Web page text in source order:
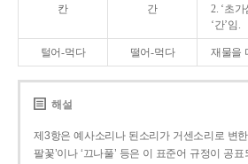
칸 간
2. ‘초
‘간’임.
털어-먹다 떨어-먹다 재물을
해설
제3항은 예사소리나 된소리가 거센소리로 변
팔꽃’이나 ‘끄나풀’ 등은 이 표준어 규정이 공